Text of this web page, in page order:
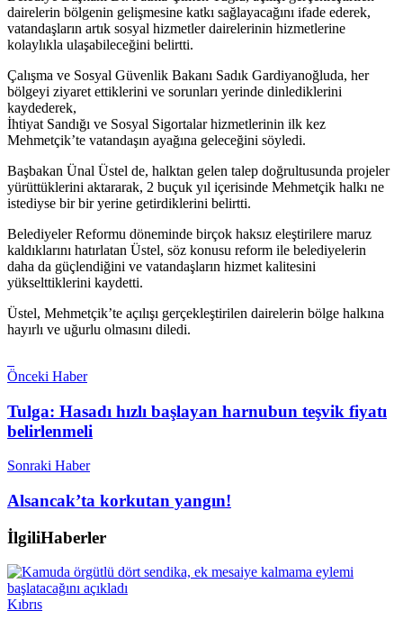
dairelerin bölgenin gelişmesine katkı sağlayacağını ifade ederek,
vatandaşların artık sosyal hizmetler dairelerinin hizmetlerine
kolaylıkla ulaşabileceğini belirtti.
Çalışma ve Sosyal Güvenlik Bakanı Sadık Gardiyanoğluda, her
bölgeyi ziyaret ettiklerini ve sorunları yerinde dinlediklerini
kaydederek,
İhtiyat Sandığı ve Sosyal Sigortalar hizmetlerinin ilk kez
Mehmetçik’te vatandaşın ayağına geleceğini söyledi.
Başbakan Ünal Üstel de, halktan gelen talep doğrultusunda projeler
yürüttüklerini aktararak, 2 buçuk yıl içerisinde Mehmetçik halkı ne
istediyse bir bir yerine getirdiklerini belirtti.
Belediyeler Reformu döneminde birçok haksız eleştirilere maruz
kaldıklarını hatırlatan Üstel, söz konusu reform ile belediyelerin
daha da güçlendiğini ve vatandaşların hizmet kalitesini
yükselttiklerini kaydetti.
Üstel, Mehmetçik’te açılışı gerçekleştirilen dairelerin bölge halkına
hayırlı ve uğurlu olmasını diledi.
Önceki Haber
Tulga: Hasadı hızlı başlayan harnubun teşvik fiyatı
belirlenmeli
Sonraki Haber
Alsancak’ta korkutan yangın!
İlgiliHaberler
Kıbrıs